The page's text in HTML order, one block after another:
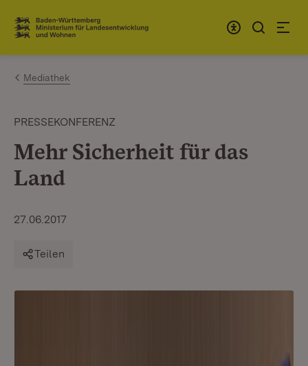
Zum Inhalt springen
Link zur Startseite
Mediathek
PRESSEKONFERENZ
Mehr Sicherheit für das
Land
27.06.2017
Teilen